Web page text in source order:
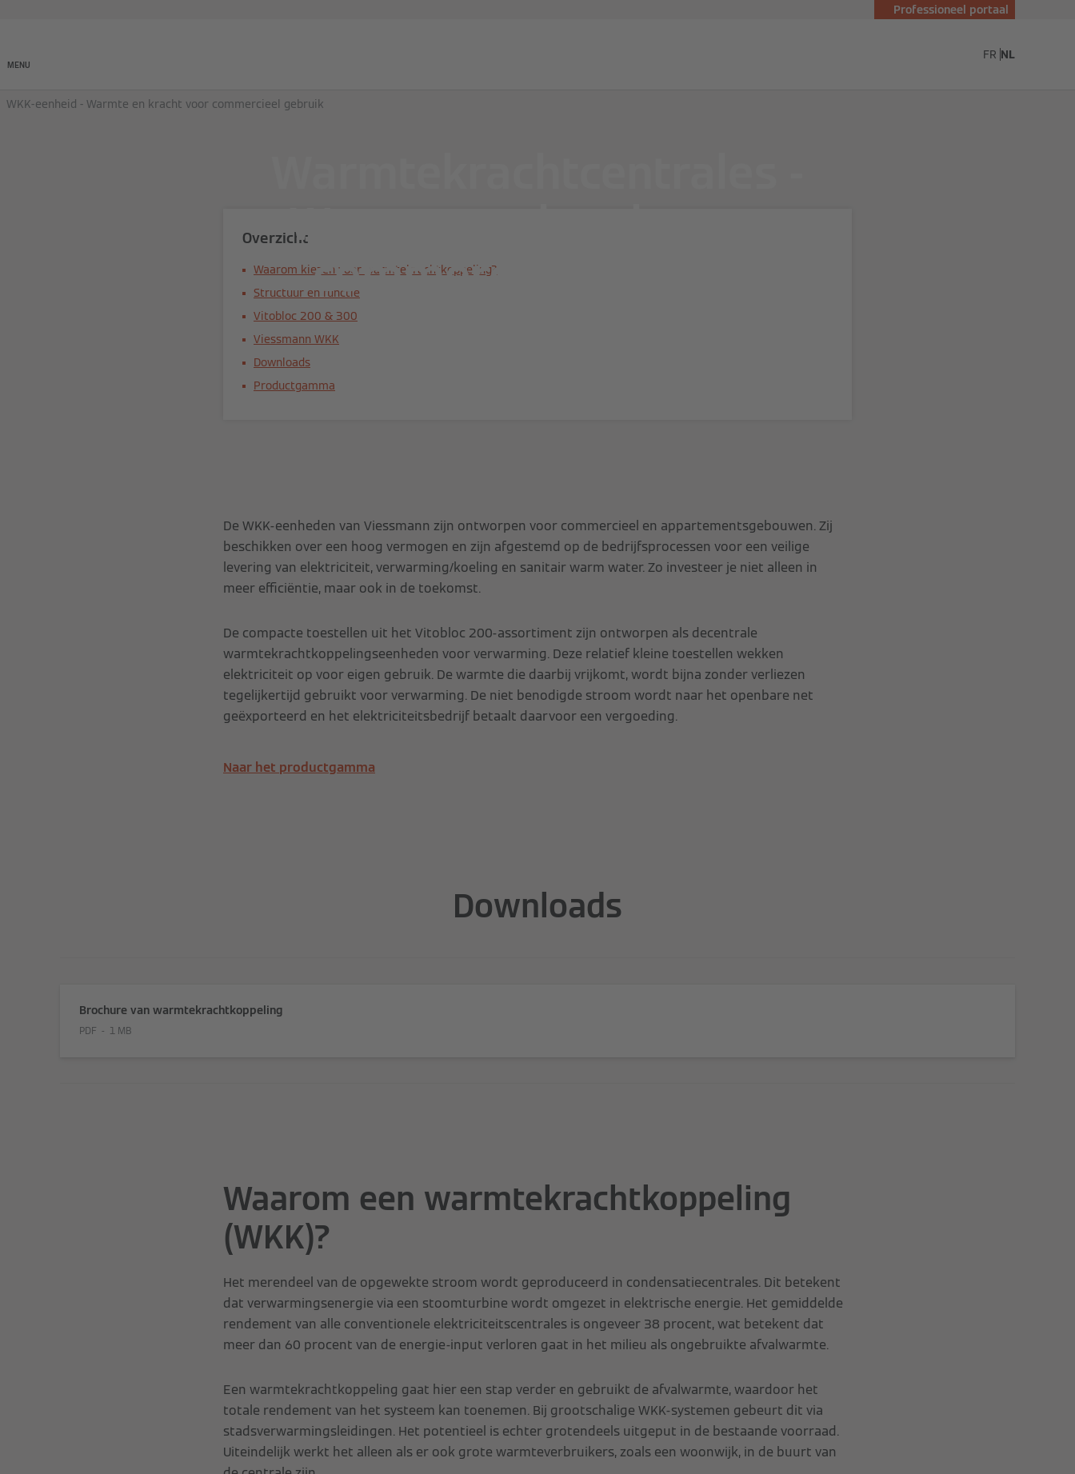
Professioneel portaal
MENU
FR NL
Warmte en kracht voor
commercieel gebruik
WKK-eenheid - Warmte en kracht voor commercieel gebruik
Overzicht
Waarom kiezen voor warmtekrachtkoppeling?
Structuur en functie
Vitobloc 200 & 300
Viessmann WKK
Downloads
Productgamma
De WKK-eenheden van Viessmann zijn ontworpen voor commercieel en appartementsgebouwen. Zij
beschikken over een hoog vermogen en zijn afgestemd op de bedrijfsprocessen voor een veilige
levering van elektriciteit, verwarming/koeling en sanitair warm water. Zo investeer je niet alleen in
meer efficiëntie, maar ook in de toekomst.
De compacte toestellen uit het Vitobloc 200-assortiment zijn ontworpen als decentrale
warmtekrachtkoppelingseenheden voor verwarming. Deze relatief kleine toestellen wekken
elektriciteit op voor eigen gebruik. De warmte die daarbij vrijkomt, wordt bijna zonder verliezen
tegelijkertijd gebruikt voor verwarming. De niet benodigde stroom wordt naar het openbare net
geëxporteerd en het elektriciteitsbedrijf betaalt daarvoor een vergoeding.
Naar het productgamma
Downloads
Brochure van warmtekrachtkoppeling
PDF 1 MB
Waarom een warmtekrachtkoppeling
(WKK)?
Het merendeel van de opgewekte stroom wordt geproduceerd in condensatiecentrales. Dit betekent
dat verwarmingsenergie via een stoomturbine wordt omgezet in elektrische energie. Het gemiddelde
rendement van alle conventionele elektriciteitscentrales is ongeveer 38 procent, wat betekent dat
meer dan 60 procent van de energie-input verloren gaat in het milieu als ongebruikte afvalwarmte.
Een warmtekrachtkoppeling gaat hier een stap verder en gebruikt de afvalwarmte, waardoor het
totale rendement van het systeem kan toenemen. Bij grootschalige WKK-systemen gebeurt dit via
stadsverwarmingsleidingen. Het potentieel is echter grotendeels uitgeput in de bestaande voorraad.
Uiteindelijk werkt het alleen als er ook grote warmteverbruikers, zoals een woonwijk, in de buurt van